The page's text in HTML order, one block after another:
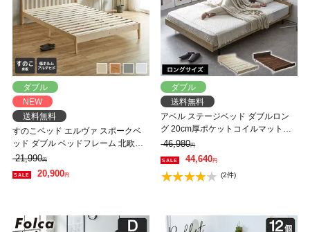
ダブル
NEW
送料無料
すのこベッド エルヴァ スポークベ
ッド ダブル ベッドフレーム 北欧パ
21,990円
20,900円
ダブル
送料無料
アベル ステージベッド ダブルロン
グ 20cm厚ポケットコイルマット付
棚コンセント付き すのこベッド 脚
付きベッド フロアベッド クッショ
ン無し 【大型家具配送】
46,980円
44,640円
(2件)